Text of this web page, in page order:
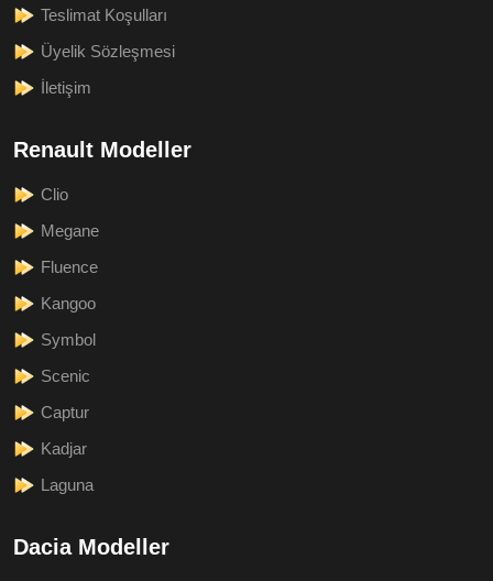
Teslimat Koşulları
Üyelik Sözleşmesi
İletişim
Renault Modeller
Clio
Megane
Fluence
Kangoo
Symbol
Scenic
Captur
Kadjar
Laguna
Dacia Modeller